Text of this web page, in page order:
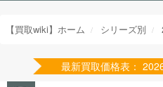
【買取wiki】ホーム シリーズ別
最新買取価格表：